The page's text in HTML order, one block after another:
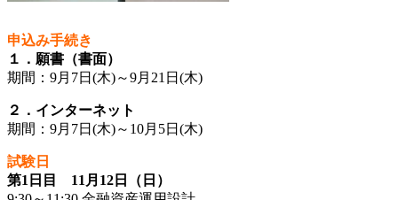
申込み手続き
１．願書（書面）
期間：9月7日(木)～9月21日(木)
２．インターネット
期間：9月7日(木)～10月5日(木)
試験日
第1日目 11月12日（日）